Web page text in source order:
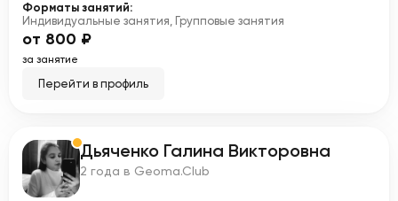
Форматы занятий:
Индивидуальные занятия, Групповые занятия
от 800 ₽
за занятие
Перейти в профиль
Д Дьяченко Галина Викторовна
2 года в Geoma.Club